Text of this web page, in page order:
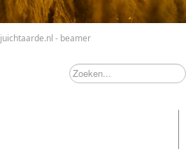
juichtaarde.nl - beamer